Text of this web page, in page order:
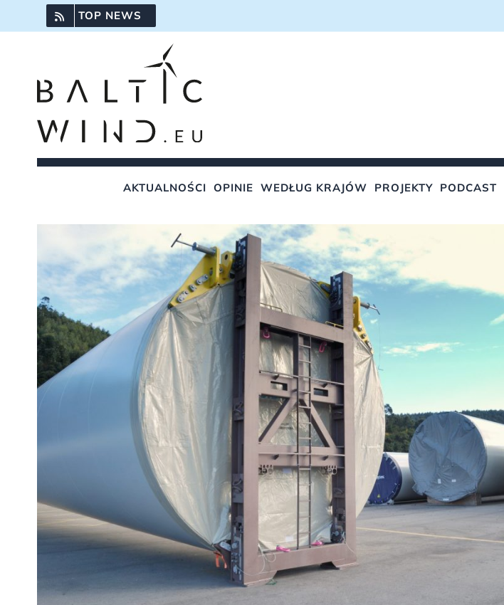
do
TOP NEWS
AKTUALNOŚCI OPINIE WEDŁUG KRAJÓW PROJEKTY PODCAST
większy
obrazek